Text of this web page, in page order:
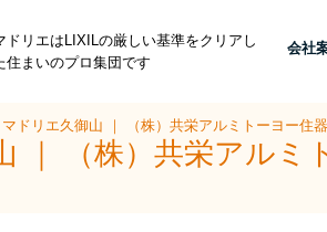
ドリエはLIXILの厳しい基準をクリアし
住まいのプロ集団です
会社
マドリエ久御山 ｜ （株）共栄アルミトーヨー住器
｜ （株）共栄アルミ